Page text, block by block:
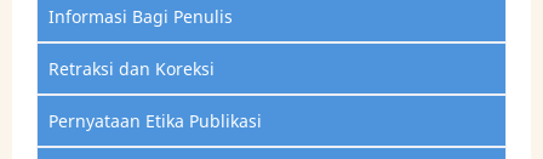
Informasi Bagi Penulis
Retraksi dan Koreksi
Pernyataan Etika Publikasi